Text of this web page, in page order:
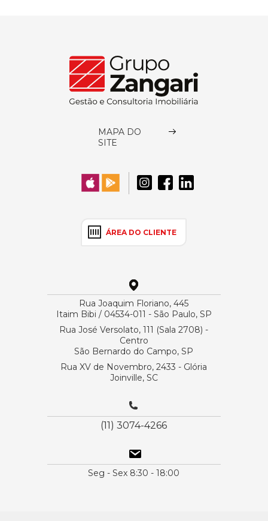
MAPA DO
SITE
ÁREA DO CLIENTE
Rua Joaquim Floriano, 445
Itaim Bibi / 04534-011 - São Paulo, SP
Rua José Versolato, 111 (Sala 2708) -
Centro
São Bernardo do Campo, SP
Rua XV de Novembro, 2433 - Glória
Joinville, SC
(11) 3074-4266
Seg - Sex 8:30 - 18:00